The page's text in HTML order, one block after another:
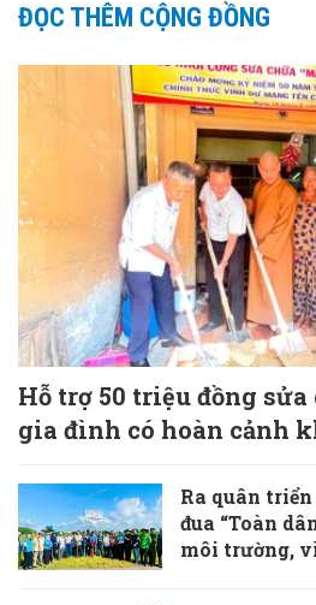
ĐỌC THÊM CỘNG ĐỒNG
Hỗ trợ 50 triệu đồng
gia đình có hoàn cảnh
Ra quân
đua “Toàn
môi trường,